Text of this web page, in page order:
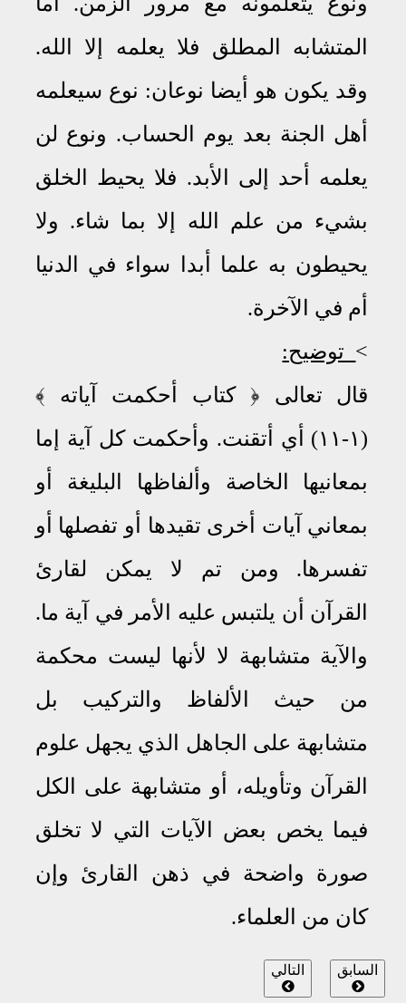
المتشابه المطلق فلا يعلمه إلا الله.
وقد يكون هو أيضا نوعان: نوع سيعلمه
أهل الجنة بعد يوم الحساب. ونوع لن
يعلمه أحد إلى الأبد. فلا يحيط الخلق
بشيء من علم الله إلا بما شاء. ولا
يحيطون به علما أبدا سواء في الدنيا
أم في الآخرة.
< توضيح:
قال تعالى ﴿ كتاب أحكمت آياته ﴾
(١-١١) أي أتقنت
. وأحكمت كل آية إما
بمعانيها الخاصة وألفاظها البليغة أو
بمعاني آيات أخرى تقيدها أو تفصلها أو
تفسرها. ومن تم لا يمكن لقارئ
القرآن أن يلتبس عليه الأمر في آية ما.
والآية متشابهة لا لأنها ليست محكمة
من حيث الألفاظ والتركيب بل
متشابهة على الجاهل الذي يجهل علوم
القرآن وتأويله، أو متشابهة على الكل
فيما يخص بعض الآيات التي لا تخلق
صورة واضحة في ذهن القارئ وإن
كان من العلماء.
السابق التالي